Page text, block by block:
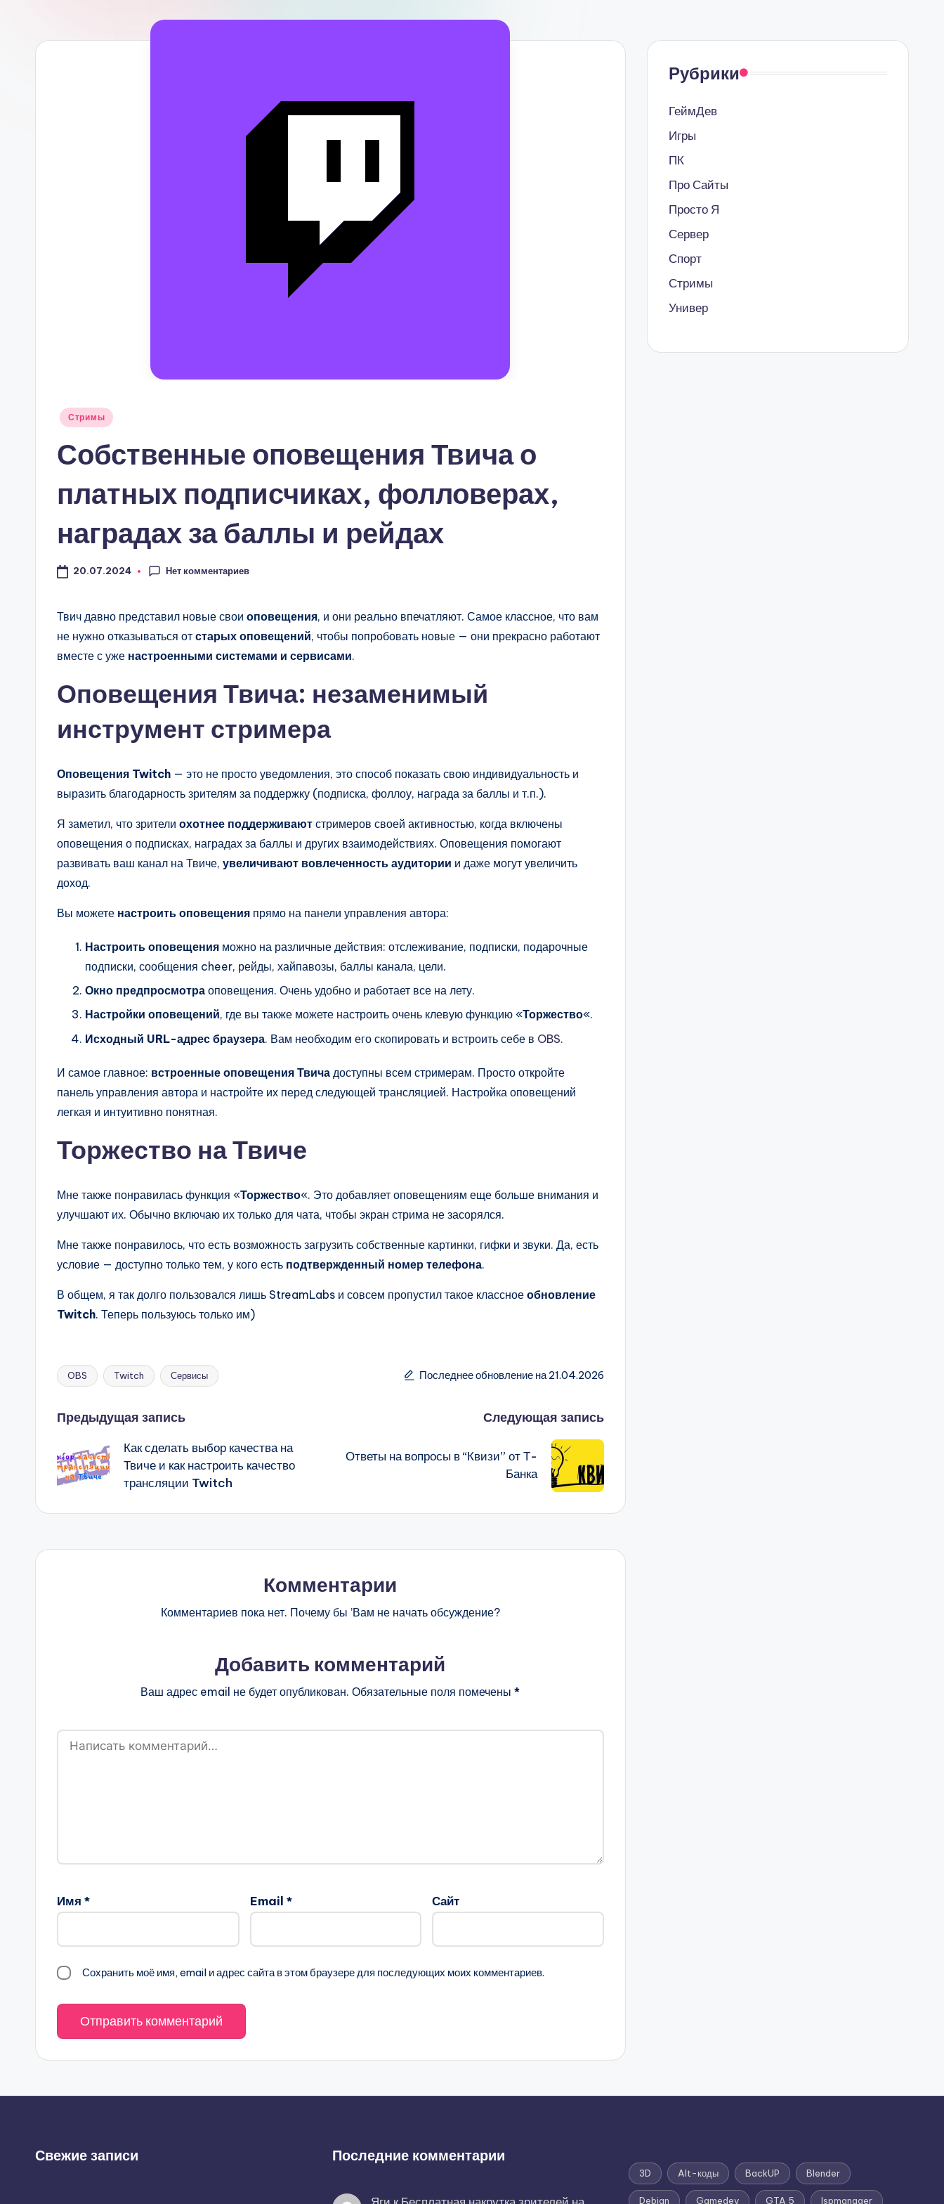
Опубликовано
Стримы
Собственные оповещения Твича о
платных подписчиках, фолловерах,
наградах за баллы и рейдах
20.07.2024 Нет комментариев
Твич давно представил новые свои оповещения, и они реально впечатляют. Самое классное, что вам
не нужно отказываться от старых оповещений, чтобы попробовать новые — они прекрасно работают
вместе с уже настроенными системами и сервисами.
Оповещения Твича: незаменимый
инструмент стримера
Оповещения Twitch — это не просто уведомления, это способ показать свою индивидуальность и
выразить благодарность зрителям за поддержку (подписка, фоллоу, награда за баллы и т.п.).
Я заметил, что зрители охотнее поддерживают стримеров своей активностью, когда включены
оповещения о подписках, наградах за баллы и других взаимодействиях. Оповещения помогают
развивать ваш канал на Твиче, увеличивают вовлеченность аудитории и даже могут увеличить
доход.
Вы можете настроить оповещения прямо на панели управления автора:
Настроить оповещения можно на различные действия: отслеживание, подписки, подарочные
подписки, сообщения cheer, рейды, хайпавозы, баллы канала, цели.
Окно предпросмотра оповещения. Очень удобно и работает все на лету.
Настройки оповещений, где вы также можете настроить очень клевую функцию «Торжество«.
Исходный URL-адрес браузера. Вам необходим его скопировать и встроить себе в OBS.
И самое главное: встроенные оповещения Твича доступны всем стримерам. Просто откройте
панель управления автора и настройте их перед следующей трансляцией. Настройка оповещений
легкая и интуитивно понятная.
Торжество на Твиче
Мне также понравилась функция «Торжество«. Это добавляет оповещениям еще больше внимания и
улучшают их. Обычно включаю их только для чата, чтобы экран стрима не засорялся.
Мне также понравилось, что есть возможность загрузить собственные картинки, гифки и звуки. Да, есть
условие — доступно только тем, у кого есть подтвержденный номер телефона.
В общем, я так долго пользовался лишь StreamLabs и совсем пропустил такое классное обновление
Twitch. Теперь пользуюсь только им)
Метки:
OBS Twitch Сервисы Последнее обновление на 21.04.2026
Навигация
записи
Предыдущая запись
Как сделать выбор качества на
Твиче и как настроить качество
трансляции Twitch
Следующая запись
Ответы на вопросы в “Квизи” от Т-
Банка
Комментарии
Комментариев пока нет. Почему бы ’Вам не начать обсуждение?
Добавить комментарий
Ваш адрес email не будет опубликован. Обязательные поля помечены*
Имя * Email * Сайт
Сохранить моё имя, email и адрес сайта в этом браузере для последующих моих комментариев.
Рубрики
ГеймДев
Игры
ПК
Про Сайты
Просто Я
Сервер
Спорт
Стримы
Универ
Свежие записи Последние комментарии
3D Alt-коды BackUP Blender
Debian Gamedev GTA 5 Ispmanager